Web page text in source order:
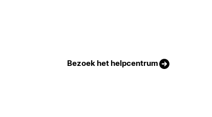
Bezoek het helpcentrum